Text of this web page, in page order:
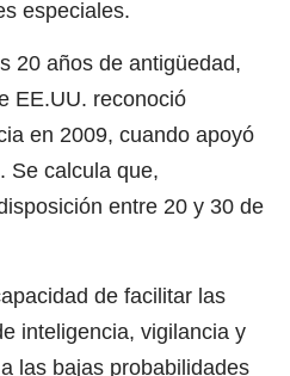
especiales.
20 años de antigüedad,
EE.UU. reconoció
en 2009, cuando apoyó
Se calcula que,
entre 20 y 30 de
de facilitar las
inteligencia, vigilancia y
las bajas probabilidades